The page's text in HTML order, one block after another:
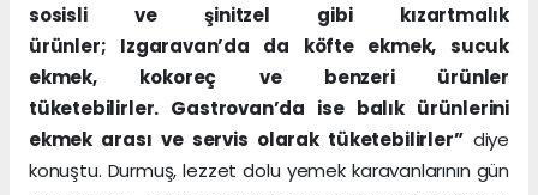
sosisli ve şinitzel gibi kızartmalık
ürünler; Izgaravan’da da köfte ekmek, sucuk
ekmek, kokoreç ve benzeri ürünler
tüketebilirler. Gastrovan’da ise balık ürünlerini
ekmek arası ve servis olarak tüketebilirler”diye
konuştu. Durmuş, lezzet dolu yemek karavanlarının gün